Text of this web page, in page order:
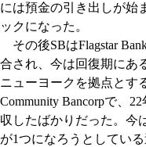
には預金の引き出しが始
ックになった。
その後SBはFlagstar
合され、今は回復期にあ
ニューヨークを拠点とす
Community Bancorpで、
収したばかりだった。今
が1つになろうとしてい